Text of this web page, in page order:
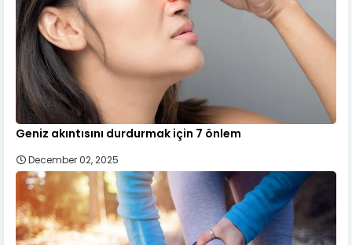
Geniz akıntısını durdurmak için 7 önlem
December 02, 2025